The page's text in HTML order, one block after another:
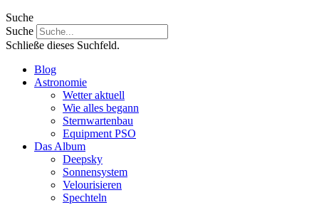
Suche
Suche
Schließe dieses Suchfeld.
Blog
Astronomie
Wetter aktuell
Wie alles begann
Sternwartenbau
Equipment PSO
Das Album
Deepsky
Sonnensystem
Velourisieren
Spechteln